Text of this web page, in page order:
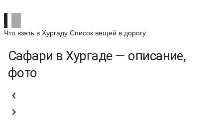
Что взять в Хургаду Список вещей в дорогу
Сафари в Хургаде — описание,
фото

